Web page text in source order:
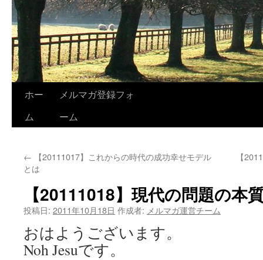
ホー
ム
メルマガ登録フォ
ーム
← 【20111017】これからの時代の成功幸せモデル
とは
【
【20111018】現代の問題の本
投稿日: 2011年10月18日 作成者: メルマガ運営チーム
おはようございます。
Noh Jesuです。